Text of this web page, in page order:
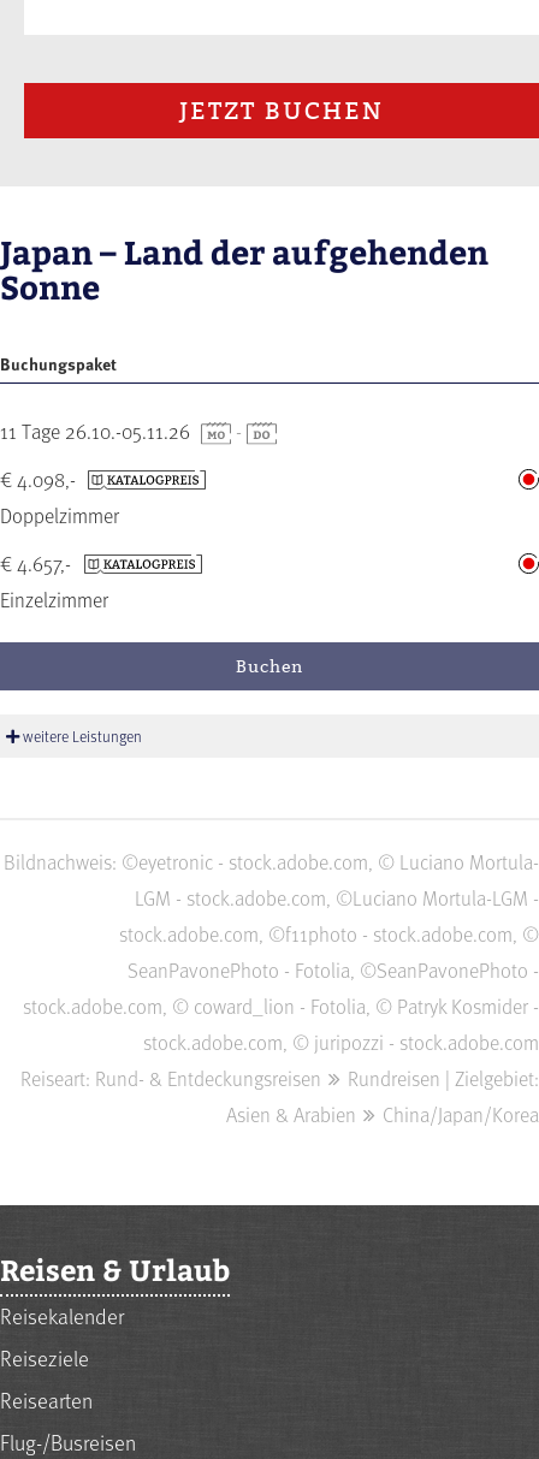
JETZT BUCHEN
Japan – Land der aufgehenden
Sonne
Buchungspaket
11 Tage 26.10.-05.11.26 -
Doppelzimmer
€ 4.098,-
Einzelzimmer
€ 4.657,-
Buchen
weitere Leistungen
Bildnachweis: ©eyetronic - stock.adobe.com, © Luciano Mortula-
LGM - stock.adobe.com, ©Luciano Mortula-LGM -
stock.adobe.com, ©f11photo - stock.adobe.com, ©
SeanPavonePhoto - Fotolia, ©SeanPavonePhoto -
stock.adobe.com, © coward_lion - Fotolia, © Patryk Kosmider -
stock.adobe.com, © juripozzi - stock.adobe.com
Reiseart: Rund- & Entdeckungsreisen
Rundreisen | Zielgebiet:
Asien & Arabien
China/Japan/Korea
Reisen & Urlaub
Reisekalender
Reiseziele
Reisearten
Flug-/Busreisen